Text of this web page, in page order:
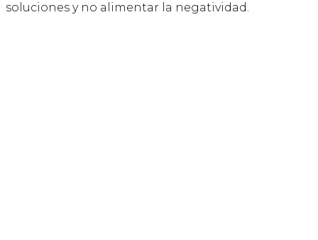
soluciones y no alimentar la negatividad.